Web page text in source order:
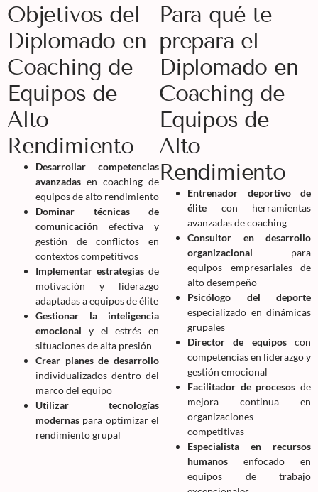
Objetivos del
Diplomado en
Coaching de
Equipos de
Alto
Rendimiento
Desarrollar competencias
avanzadas en coaching de
equipos de alto rendimiento
Dominar técnicas de
comunicación efectiva y
gestión de conflictos en
contextos competitivos
Implementar estrategias de
motivación y liderazgo
adaptadas a equipos de élite
Gestionar la inteligencia
emocional y el estrés en
situaciones de alta presión
Crear planes de desarrollo
individualizados dentro del
marco del equipo
Utilizar tecnologías
modernas para optimizar el
rendimiento grupal
Para qué te
prepara el
Diplomado en
Coaching de
Equipos de
Alto
Rendimiento
Entrenador deportivo de
élite con herramientas
avanzadas de coaching
Consultor en desarrollo
organizacional para
equipos empresariales de
alto desempeño
Psicólogo del deporte
especializado en dinámicas
grupales
Director de equiposcon
competencias en liderazgo y
gestión emocional
Facilitador de procesos de
mejora continua en
organizaciones
competitivas
Especialista en recursos
humanos enfocado en
equipos de trabajo